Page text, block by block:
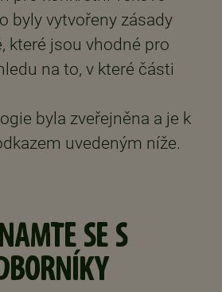
byly vytvořeny zásady
které jsou vhodné pro
na to, v které části
byla zveřejněna a je k
uvedeným níže.
SE S